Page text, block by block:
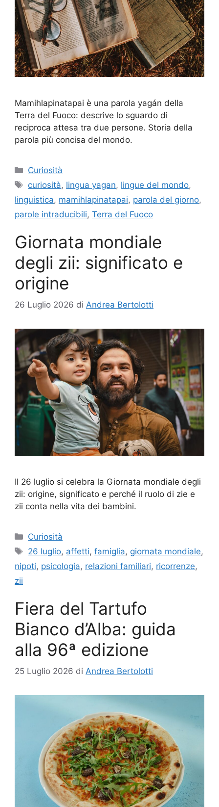
Mamihlapinatapai è una parola yagán della
Terra del Fuoco: descrive lo sguardo di
reciproca attesa tra due persone. Storia della
parola più concisa del mondo.
Categorie
Curiosità
Tag
curiosità, lingua yagan, lingue del mondo,
linguistica, mamihlapinatapai, parola del giorno,
parole intraducibili, Terra del Fuoco
Giornata mondiale
degli zii: significato e
origine
26 Luglio 2026 di Andrea Bertolotti
Il 26 luglio si celebra la Giornata mondiale degli
zii: origine, significato e perché il ruolo di zie e
zii conta nella vita dei bambini.
Categorie
Curiosità
Tag
26 luglio, affetti,famiglia, giornata mondiale,
nipoti, psicologia, relazioni familiari, ricorrenze,
zii
Fiera del Tartufo
Bianco d’Alba: guida
alla 96ª edizione
25 Luglio 2026 di Andrea Bertolotti